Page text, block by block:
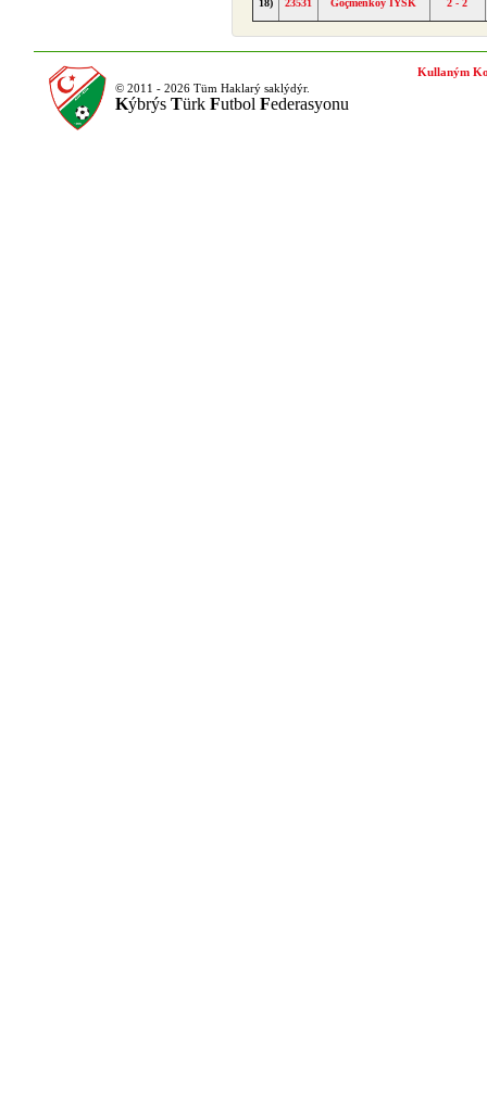
18) 23531 Göçmenköy İYSK 2 - 2
© 2011 - 2026 Tüm Haklarý saklýdýr.
Kýbrýs Türk Futbol Federasyonu
Kullaným